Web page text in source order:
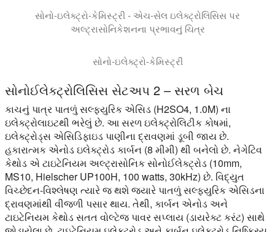
સોનો-ઇલેક્ટ્રો-કેમિસ્ટ્રી - એચ-સેલ ઇલેક્ટ્રોલિસિસ પર
અલ્ટ્રાસોનિકેશનના પ્રભાવનું ચિત્ર
સોનો-ઇલેક્ટ્રો-કેમિસ્ટ્રી
સોનોઈલેક્ટ્રોલિસિસ સેટઅપ 2 – સરળ બેચ
કાચનું પાત્ર પાતળું સલ્ફ્યુરિક એસિડ (H2SO4, 1.0M) ના
ઇલેક્ટ્રોલાઇટથી ભરેલું છે. આ સરળ ઇલેક્ટ્રોલિટીક કોષમાં,
ઇલેક્ટ્રોડ્સ એસિડિફાઇડ પાણીના દ્રાવણમાં ડૂબી જાય છે.
હકારાત્મક એનોડ ઇલેક્ટ્રોડ કાર્બન (8 મીમી) થી બનેલો છે. નેગેટિવ
કેથોડ એ ટાઇટેનિયમ અલ્ટ્રાસોનિક સોનોઈલેક્ટ્રોડ (10mm,
MS10, Hielscher UP100H, 100 watts, 30kHz) છે. વિદ્યુત
વિચ્છેદન-વિશ્લેષણ ત્યારે જ થશે જ્યારે પાતળું સલ્ફ્યુરિક એસિડના
દ્રાવણમાંથી વીજળી પસાર થાય. તેથી, કાર્બન એનોડ અને
ટાઇટેનિયમ કેથોડ સતત વોલ્ટેજ પાવર સપ્લાય (ડાયરેક્ટ કરંટ) સાથે